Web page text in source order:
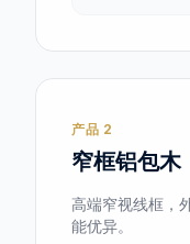
产品 2
窄框铝包木
高端窄视线框，
能优异。